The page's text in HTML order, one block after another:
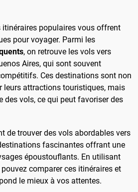
itinéraires populaires vous offrent
pour voyager. Parmi les
, on retrouve les vols vers
Aires, qui sont souvent
Ces destinations sont non
leurs attractions touristiques, mais
des vols, ce qui peut favoriser des
de trouver des vols abordables vers
fascinantes offrant une
époustouflants. En utilisant
pouvez comparer ces itinéraires et
le mieux à vos attentes.